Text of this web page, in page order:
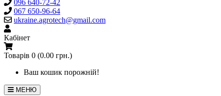
096 640-72-42
067 650-96-64
ukraine.agrotech@gmail.com
Кабінет
Товарів 0 (0.00 грн.)
Ваш кошик порожній!
МЕНЮ